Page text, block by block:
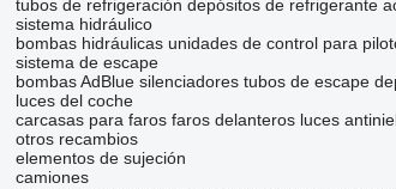
tubos de refrigeración depósitos de refrigerante
sistema hidráulico
bombas hidráulicas unidades de control para
sistema de escape
bombas AdBlue silenciadores tubos de escape
luces del coche
carcasas para faros faros delanteros luces
otros recambios
elementos de sujeción
camiones